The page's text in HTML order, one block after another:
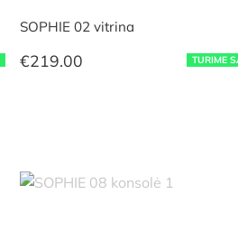
TURIME
SOPHIE 02 vitrina
€219.00